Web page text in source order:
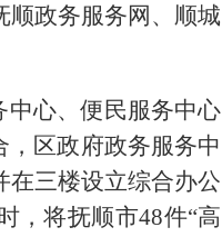
顺政务服务网、顺城
心、便民服务中心
，区政府政务服务中
在三楼设立综合办公
，将抚顺市48件“高